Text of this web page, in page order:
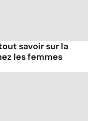
savoir sur la
les femmes